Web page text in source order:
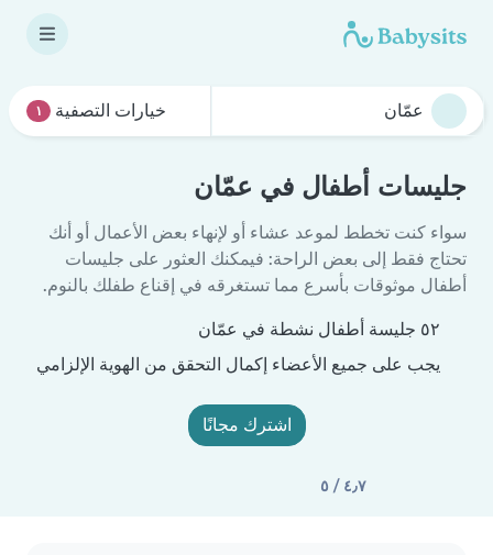
خيارات التصفية ١
جليسات أطفال في عمّان
سواء كنت تخطط لموعد عشاء أو لإنهاء بعض الأعمال أو أنك
تحتاج فقط إلى بعض الراحة: فيمكنك العثور على جليسات
أطفال موثوقات بأسرع مما تستغرقه في إقناع طفلك بالنوم.
٥٢ جليسة أطفال نشطة في عمّان
يجب على جميع الأعضاء إكمال التحقق من الهوية الإلزامي
اشترك مجانًا
٤٫٧ / ٥